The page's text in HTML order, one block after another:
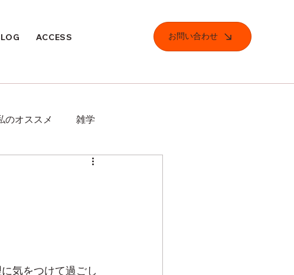
ACCESS お問い合わせ
のオススメ 雑学
気をつけて過ごし